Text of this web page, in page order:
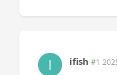
ifish #1